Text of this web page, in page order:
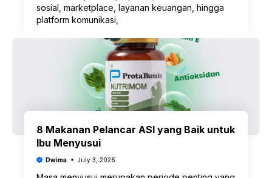
sosial, marketplace, layanan keuangan, hingga
platform komunikasi,
8 Makanan Pelancar ASI yang Baik untuk
Ibu Menyusui
Dwima July 3, 2026